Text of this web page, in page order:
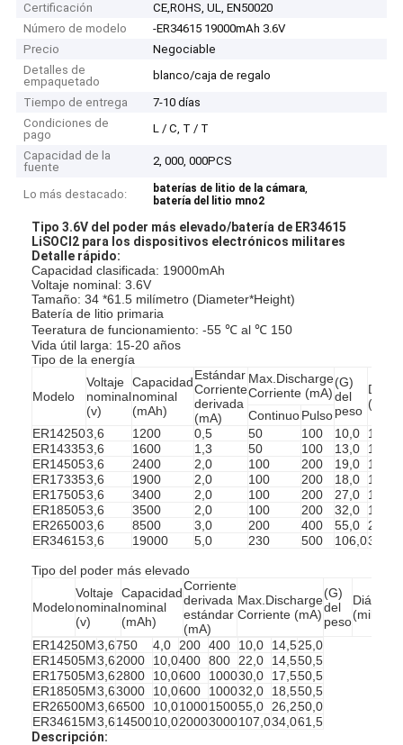
Certificación
CE,ROHS, UL, EN50020
Número de modelo
-ER34615 19000mAh 3.6V
Precio
Negociable
Detalles de
empaquetado
blanco/caja de regalo
Tiempo de entrega
7-10 días
Condiciones de
pago
L / C, T / T
Capacidad de la
fuente
2, 000, 000PCS
Lo más destacado: baterías de litio de la cámara,
batería del litio mno2
Tipo 3.6V del poder más elevado/batería de ER34615
LiSOCl2 para los dispositivos electrónicos militares
Detalle rápido:
Capacidad clasificada: 19000mAh
Voltaje nominal: 3.6V
Tamaño: 34 *61.5 milímetro (Diameter*Height)
Batería de litio primaria
Teeratura de funcionamiento: -55 ℃ al ℃ 150
Vida útil larga: 15-20 años
Tipo de la energía
Modelo
Voltaje
nominal
(v)
Capacidad
nominal
(mAh)
Estándar
Corriente
derivada
(mA)
Max.Discharge
Corriente (mA)
(G)
del
peso
ContinuoPulso
ER142503,6 1200 0,5 50 100 10,0
14,5
ER143353,6 1600 1,3 50 100 13,0
14,5
ER145053,6 2400 2,0 100 200 19,0
14,5
ER173353,6 1900 2,0 100 200 18,0
17,5
ER175053,6 3400 2,0 100 200 27,0
17,5
ER185053,6 3500 2,0 100 200 32,0
18,8
ER265003,6 8500 3,0 200 400 55,0
26,2
ER346153,6 19000 5,0 230 500 106,034,0
Tipo del poder más elevado
Modelo
Voltaje
nominal
(v)
Capacidad
nominal
(mAh)
Corriente
derivada
estándar
(mA)
Max.Discharge
Corriente (mA)
(G)
del
peso
ER14250M3,6750 4,0 200 400 10,0 14,525,0
ER14505M3,62000 10,0400 800 22,0 14,550,5
ER17505M3,62800 10,0600 100030,0 17,550,5
ER18505M3,63000 10,0600 100032,0 18,550,5
ER26500M3,66500 10,01000150055,0 26,250,0
ER34615M3,61450010,020003000107,034,061,5
Descripción: